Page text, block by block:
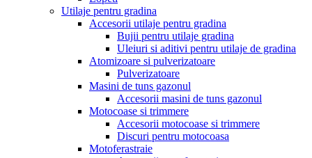
Utilaje pentru gradina
Accesorii utilaje pentru gradina
Bujii pentru utilaje gradina
Uleiuri si aditivi pentru utilaje de gradina
Atomizoare si pulverizatoare
Pulverizatoare
Masini de tuns gazonul
Accesorii masini de tuns gazonul
Motocoase si trimmere
Accesorii motocoase si trimmere
Discuri pentru motocoasa
Motoferastraie